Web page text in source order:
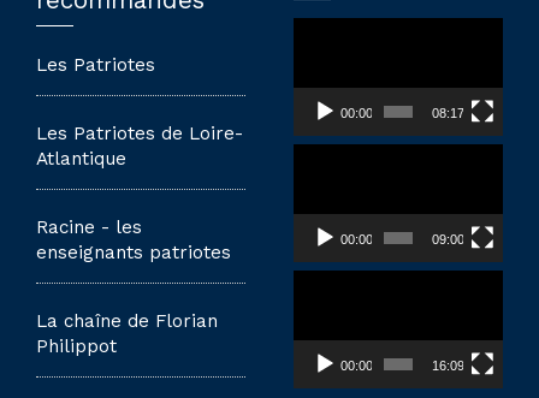
Les Patriotes
Les Patriotes de Loire-
Atlantique
Racine - les
enseignants patriotes
La chaîne de Florian
Philippot
00:00 08:17
00:00 09:00
00:00 16:09